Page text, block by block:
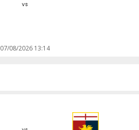
vs
07/08/2026 13:14